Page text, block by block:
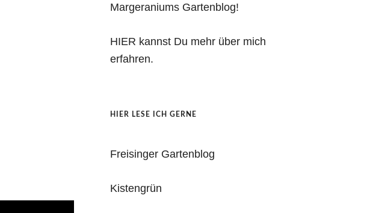
Margeraniums Gartenblog!
HIER kannst Du mehr über mich
erfahren.
HIER LESE ICH GERNE
Freisinger Gartenblog
Kistengrün